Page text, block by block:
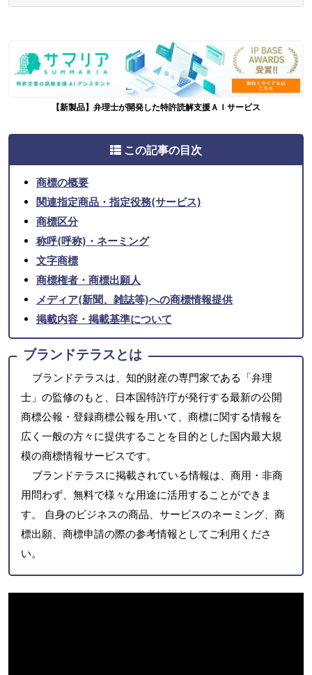
【新製品】弁理士が開発した特許読解支援ＡＩサービス
この記事の目次
商標の概要
関連指定商品・指定役務(サービス)
商標区分
称呼(呼称)・ネーミング
文字商標
商標権者・商標出願人
メディア(新聞、雑誌等)への商標情報提供
掲載内容・掲載基準について
ブランドテラスとは
ブランドテラスは、知的財産の専門家である「弁理
士」の監修のもと、日本国特許庁が発行する最新の公開
商標公報・登録商標公報を用いて、商標に関する情報を
広く一般の方々に提供することを目的とした国内最大規
模の商標情報サービスです。
ブランドテラスに掲載されている情報は、商用・非商
用問わず、無料で様々な用途に活用することができま
す。 自身のビジネスの商品、サービスのネーミング、商
標出願、商標申請の際の参考情報としてご利用くださ
い。